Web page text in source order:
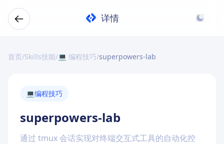
详情
首页/Skills技能/💻 编程技巧/superpowers-lab
💻编程技巧
superpowers-lab
通过 tmux 会话实现对终端交互式工具的自动化控